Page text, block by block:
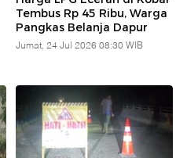
Tembus Rp 45 Ribu, Warga
Pangkas Belanja Dapur
Jumat, 24 Jul 2026 08:30 WIB